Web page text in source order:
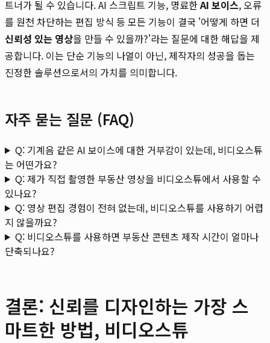
트너가 될 수 있습니다. AI 스크립트 기능, 명료한AI 보이스, 오류
를 원천 차단하는 편집 방식 등 모든 기능이 결국 '어떻게 하면 더
신뢰성 있는 영상을 만들 수 있을까?'라는 질문에 대한 해답을 제
공합니다. 이는 단순 기능의 나열이 아닌, 제작자의 성공을 돕는
진정한 솔루션으로서의 가치를 의미합니다.
자주 묻는 질문 (FAQ)
Q: 기계음 같은 AI 보이스에 대한 거부감이 있는데, 비디오스튜
는 어떤가요?
Q: 제가 직접 촬영한 부동산 영상을 비디오스튜에서 사용할 수
있나요?
Q: 영상 편집 경험이 전혀 없는데, 비디오스튜를 사용하기 어렵
지 않을까요?
Q: 비디오스튜를 사용하면 부동산 콘텐츠 제작 시간이 얼마나
단축되나요?
결론: 신뢰를 디자인하는 가장 스
마트한 방법, 비디오스튜